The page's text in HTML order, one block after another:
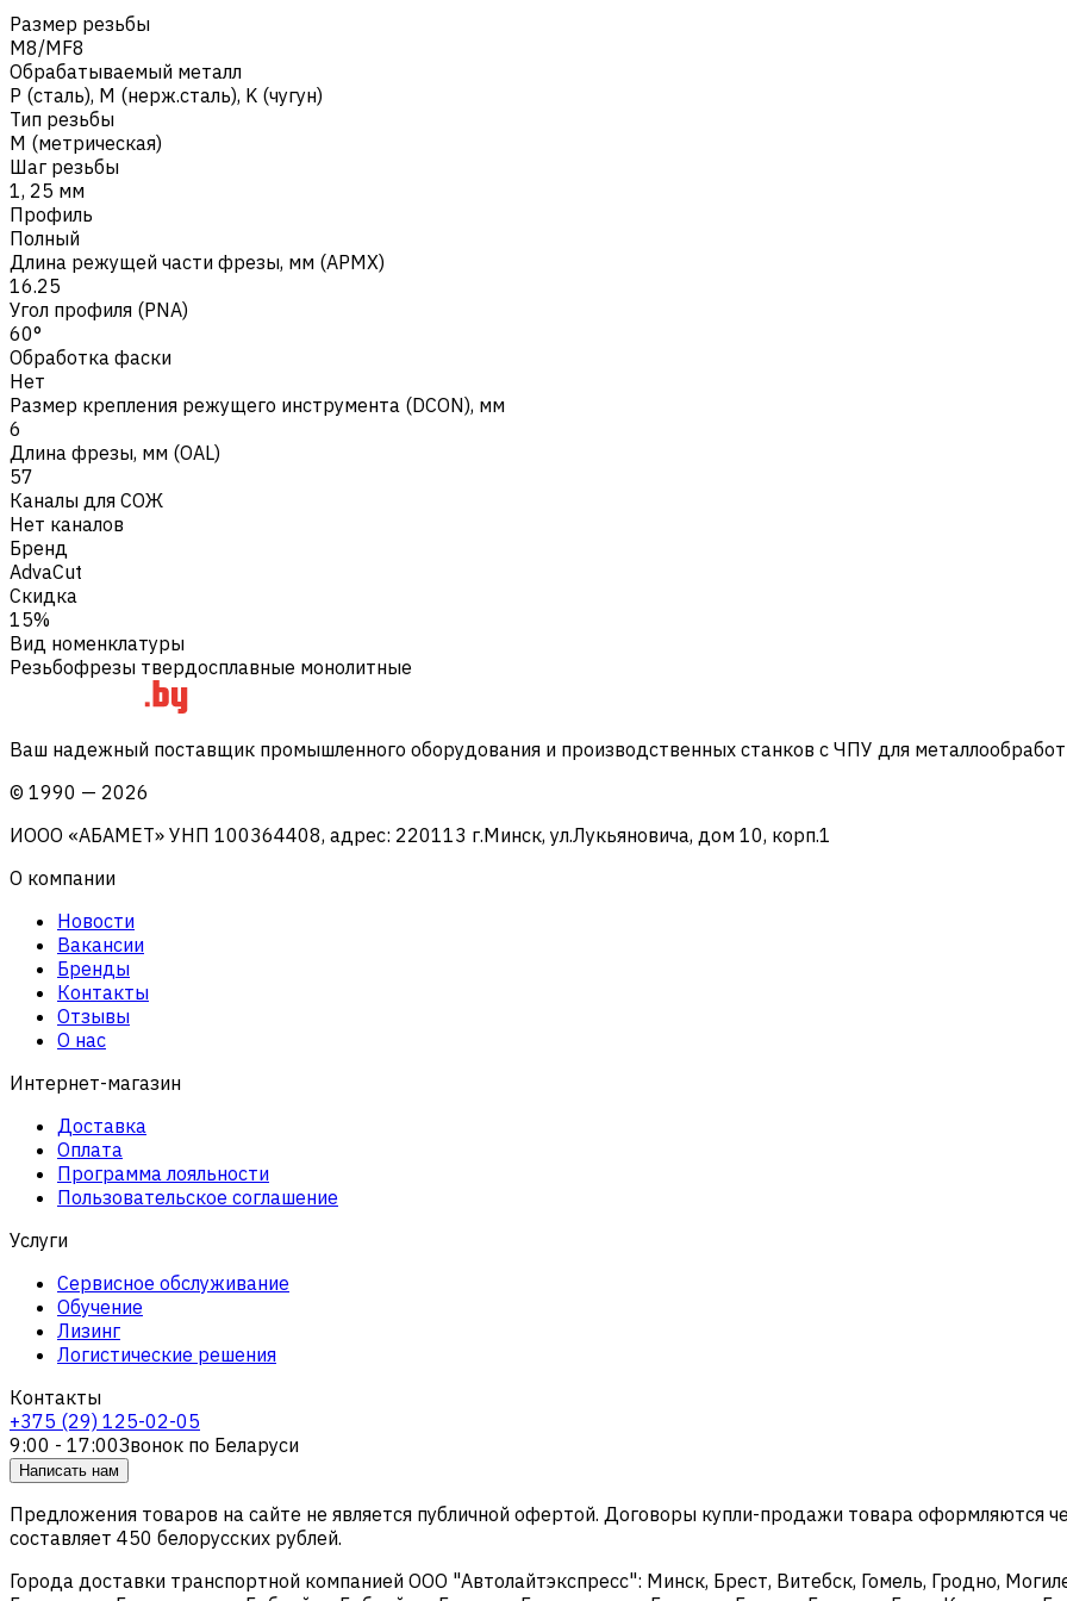
Размер резьбы
M8/MF8
Обрабатываемый металл
Р (сталь), M (нерж.сталь), K (чугун)
Тип резьбы
M (метрическая)
Шаг резьбы
1, 25 мм
Профиль
Полный
Длина режущей части фрезы, мм (APMX)
16.25
Угол профиля (PNA)
60°
Обработка фаски
Нет
Размер крепления режущего инструмента (DCON), мм
6
Длина фрезы, мм (OAL)
57
Каналы для СОЖ
Нет каналов
Бренд
AdvaCut
Скидка
15%
Вид номенклатуры
Резьбофрезы твердосплавные монолитные
Ваш надежный поставщик промышленного оборудования и производственных станков с ЧПУ для
© 1990 — 2026
ИООО «АБАМЕТ» УНП 100364408, адрес: 220113 г.Минск, ул.Лукьяновича, дом 10, корп.1
О компании
Новости
Вакансии
Бренды
Контакты
Отзывы
О нас
Интернет-магазин
Доставка
Оплата
Программа лояльности
Пользовательское соглашение
Услуги
Сервисное обслуживание
Обучение
Лизинг
Логистические решения
Контакты
+375 (29) 125-02-05
9:00 - 17:00Звонок по Беларуси
Написать нам
Предложения товаров на сайте не является публичной офертой. Договоры купли-продажи товара оформляются
составляет 450 белорусских рублей.
Города доставки транспортной компанией ООО "Автолайтэкспресс": Минск, Брест, Витебск, Гомель, Гродно,